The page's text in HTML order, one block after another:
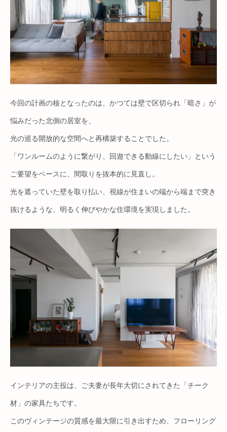
今回の計画の核となったのは、かつては壁で区切られ「暗さ」が
悩みだった北側の居室を、
光の巡る開放的な空間へと再構築することでした。
「ワンルームのように繋がり、回遊できる動線にしたい」という
ご要望をベースに、間取りを抜本的に見直し。
光を遮っていた壁を取り払い、視線が住まいの端から端まで突き
抜けるような、明るく伸びやかな住環境を実現しました。
インテリアの主役は、ご夫妻が長年大切にされてきた「チーク
材」の家具たちです。
このヴィンテージの質感を最大限に引き出すため、フローリング